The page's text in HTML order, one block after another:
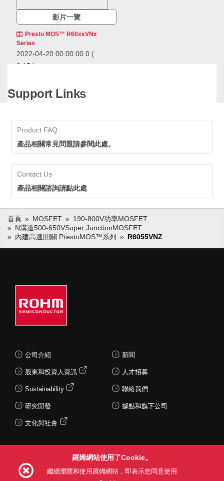
影片一覽
Presto MOS™ R60xxVNx
Series
2022-04-20 00:00:00.0 (
2:15 )
MOSFETs, is an Italian
MOSFETs, is an Italian musical
term meaning "very fast".
SuperJunction
Support Links
Product FAQ
產品相關常見問題請參閱此處。
Contact Us
產品相關諮詢請點此處
首頁 MOSFET
190-800V功率MOSFET
N溝道500-650VSuper JunctionMOSFET
內建高速開關 PrestoMOS™系列
R6055VNZ
公司介紹
股東和投資人資訊
Sustainability
研究開發
文化與社會
新聞
人才招募
聯絡我們
據點和旗下公司
羅姆網站使用了Cookie。
繼續瀏覽和使用羅姆網站，即表示您同意使用